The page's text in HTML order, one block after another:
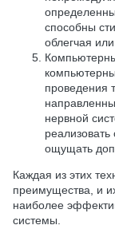
способны
облегчая
проведения
нервной
ощущать
Каждая из этих
преимущества, и
наиболее
системы.